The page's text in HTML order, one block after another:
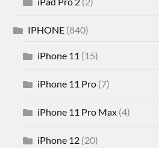
IPHONE (840)
iPhone 11 (15)
iPhone 11 Pro (7)
iPhone 11 Pro Max (4)
iPhone 12 (20)